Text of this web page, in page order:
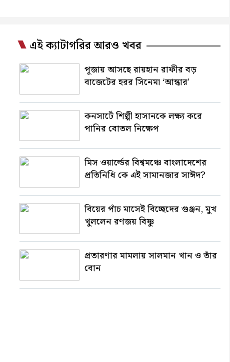
এই ক্যাটাগরির আরও খবর
পূজায় আসছে রায়হান রাফীর বড়
বাজেটের হরর সিনেমা ‘আন্ধার’
কনসার্টে শিল্পী হাসানকে লক্ষ্য করে
পানির বোতল নিক্ষেপ
মিস ওয়ার্ল্ডের বিশ্বমঞ্চে বাংলাদেশের
প্রতিনিধি কে এই সামানজার সাঈদ?
বিয়ের পাঁচ মাসেই বিচ্ছেদের গুঞ্জন, মুখ
খুললেন রণজয় বিষ্ণু
প্রতারণার মামলায় সালমান খান ও তাঁর
বোন